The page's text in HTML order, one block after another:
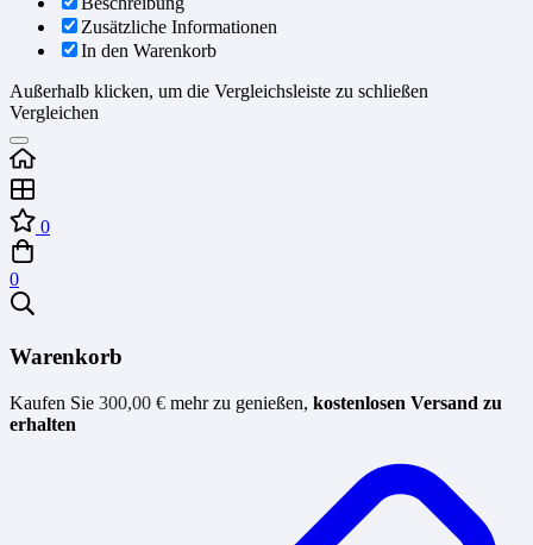
Zusätzliche Informationen
In den Warenkorb
Außerhalb klicken, um die Vergleichsleiste zu schließen
Vergleichen
0
0
Warenkorb
Kaufen Sie 300,00 € mehr zu genießen, kostenlosen Versand zu
erhalten